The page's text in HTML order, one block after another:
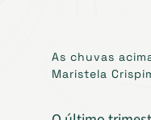
As chuvas
Maristela